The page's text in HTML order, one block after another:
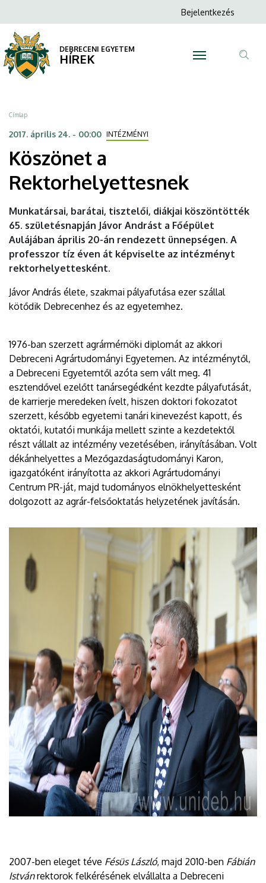
Rektorhelyettesnek
DEBRECENI
EGYETEM
a
tartalomra
Anonim
menüje
Bejelentkezés
DEBRECENI EGYETEM
HÍREK
Morzsa
Címlap
2017. április 24. - 00:00 INTÉZMÉNYI
Köszönet a
Rektorhelyettesnek
Munkatársai, barátai, tisztelői, diákjai köszöntötték
65. születésnapján Jávor Andrást a Főépület
Aulájában április 20-án rendezett ünnepségen. A
professzor tíz éven át képviselte az intézményt
rektorhelyettesként.
Jávor András élete, szakmai pályafutása ezer szállal
kötődik Debrecenhez és az egyetemhez.
1976-ban szerzett agrármérnöki diplomát az akkori
Debreceni Agrártudományi Egyetemen. Az intézménytől,
a Debreceni Egyetemtől azóta sem vált meg. 41
esztendővel ezelőtt tanársegédként kezdte pályafutását,
de karrierje meredeken ívelt, hiszen doktori fokozatot
szerzett, később egyetemi tanári kinevezést kapott, és
oktatói, kutatói munkája mellett szinte a kezdetektől
részt vállalt az intézmény vezetésében, irányításában. Volt
dékánhelyettes a Mezőgazdaságtudományi Karon,
igazgatóként irányította az akkori Agrártudományi
Centrum PR-ját, majd tudományos elnökhelyettesként
dolgozott az agrár-felsőoktatás helyzetének javításán.
2007-ben eleget téve Fésüs László, majd 2010-ben Fábián
Istvánrektorok felkérésének elvállalta a Debreceni